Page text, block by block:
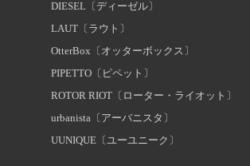
DIESEL〔ディーゼル〕
LAUT〔ラウト〕
OtterBox〔オッターボックス〕
PIPETTO〔ピペット〕
ROTOR RIOT〔ローター・ライオット〕
urbanista〔アーバニスタ〕
UUNIQUE〔ユーユニーク〕